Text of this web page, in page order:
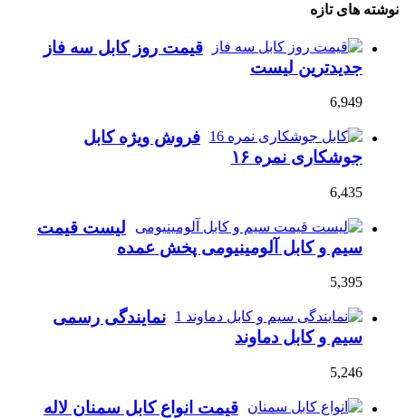
نوشته های تازه
قیمت روز کابل سه فاز
جدیدترین لیست
6,949
فروش ویژه کابل
جوشکاری نمره ۱۶
6,435
لیست قیمت
سیم و کابل آلومینیومی پخش عمده
5,395
نمایندگی رسمی
سیم و کابل دماوند
5,246
قیمت انواع کابل سمنان لاله